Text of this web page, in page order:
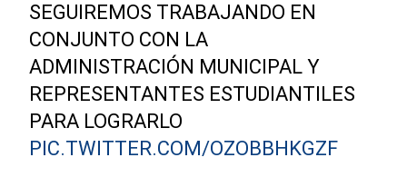
SEGUIREMOS TRABAJANDO EN
CONJUNTO CON LA
ADMINISTRACIÓN MUNICIPAL Y
REPRESENTANTES ESTUDIANTILES
PARA LOGRARLO
PIC.TWITTER.COM/OZOBBHKGZF